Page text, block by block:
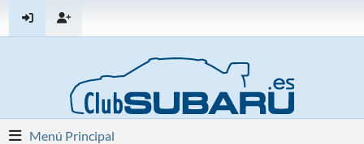
Menú Principal